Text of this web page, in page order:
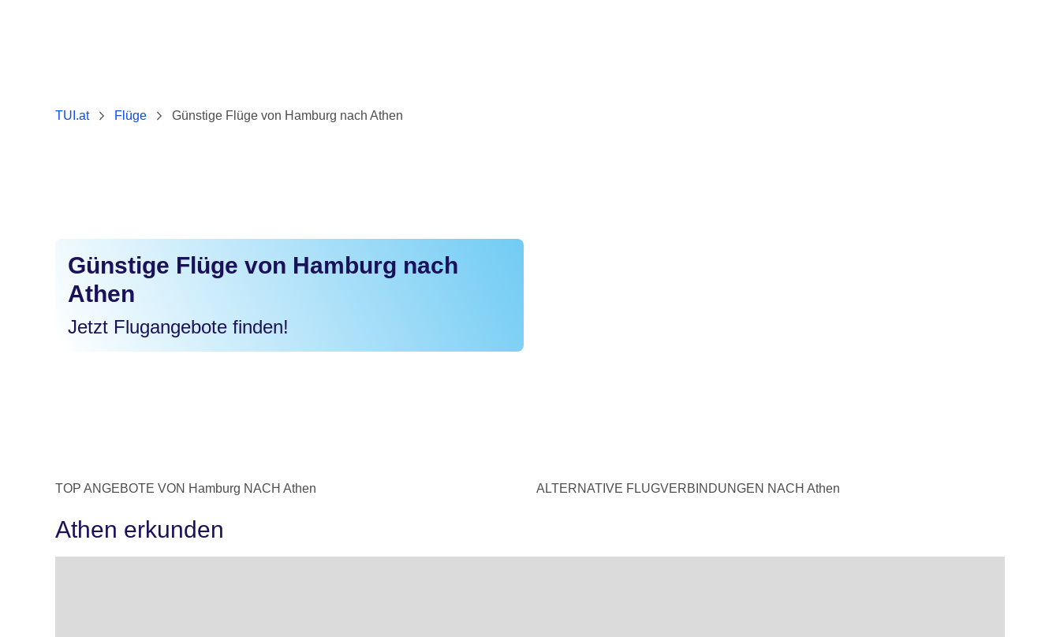
TUI.at Flüge Günstige Flüge von Hamburg nach Athen
Günstige Flüge von Hamburg nach
Athen
Jetzt Flugangebote finden!
TOP ANGEBOTE VON Hamburg NACH Athen ALTERNATIVE FLUGVERBINDUNGEN NACH Athen
Athen erkunden